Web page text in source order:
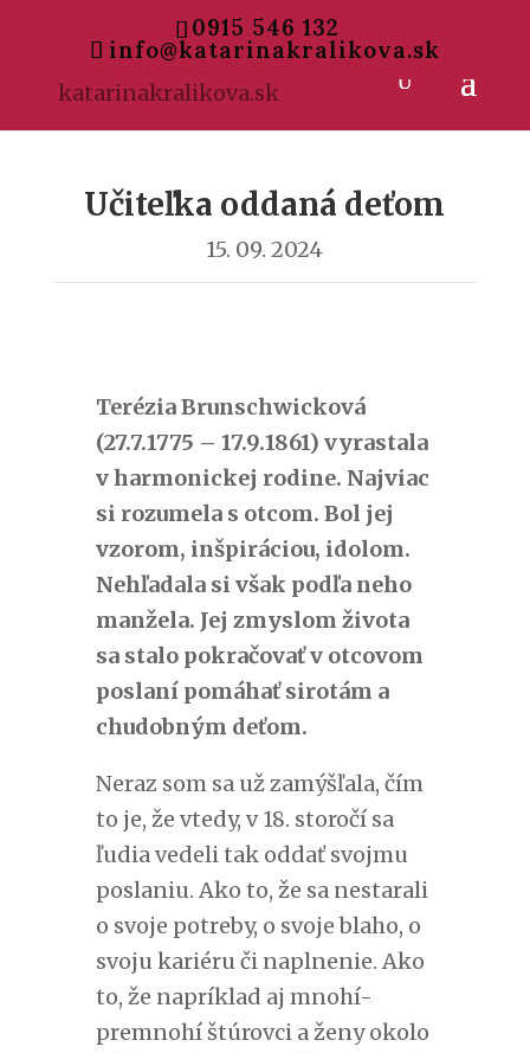
0915 546 132
info@katarinakralikova.sk
Učiteľka oddaná deťom
15. 09. 2024
Terézia Brunschwicková
(27.7.1775 – 17.9.1861) vyrastala
v harmonickej rodine. Najviac
si rozumela s otcom. Bol jej
vzorom, inšpiráciou, idolom.
Nehľadala si však podľa neho
manžela. Jej zmyslom života
sa stalo pokračovať v otcovom
poslaní pomáhať sirotám a
chudobným deťom.
Neraz som sa už zamýšľala, čím
to je, že vtedy, v 18. storočí sa
ľudia vedeli tak oddať svojmu
poslaniu. Ako to, že sa nestarali
o svoje potreby, o svoje blaho, o
svoju kariéru či naplnenie. Ako
to, že napríklad aj mnohí-
premnohí štúrovci a ženy okolo